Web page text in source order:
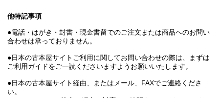
他特記事項
●電話・はがき・封書・現金書留でのご注文または商品へのお問い
合わせは承っておりません。
●日本の古本屋サイトご利用に関してお問い合わせの際は、まずは
ご利用ガイドをご一読くださいますようお願いいたします。
●日本の古本屋サイト経由、またはメール、FAXでご連絡くださ
い。